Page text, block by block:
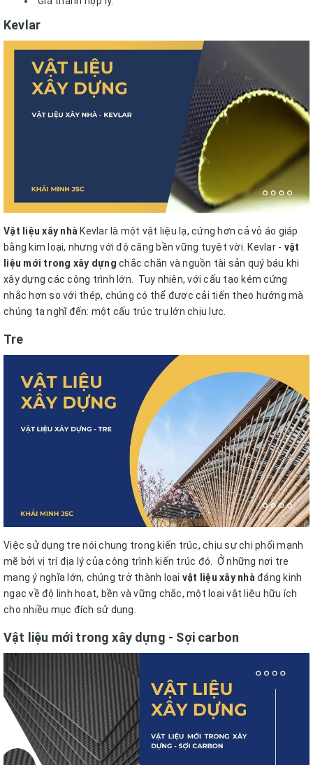
Kevlar
Vật liệu xây nhà Kevlar là một vật liệu lạ, cứng hơn cả vỏ áo giáp
bằng kim loại, nhưng với độ căng bền vững tuyệt vời. Kevlar - vật
liệu mới trong xây dựng chắc chắn và nguồn tài sản quý báu khi
xây dựng các công trình lớn.
Tuy nhiên, với cấu tạo kém cứng
nhắc hơn so với thép, chúng có thể được cải tiến theo hướng mà
chúng ta nghĩ đến: một cấu trúc trụ lớn chịu lực.
Tre
Việc sử dụng tre nói chung trong kiến trúc, chịu sự chi phối mạnh
mẽ bởi vị trí địa lý của công trình kiến trúc đó. Ở những nơi tre
mang ý nghĩa lớn, chúng trở thành loại vật liệu xây nhàđáng kinh
ngạc về độ linh hoạt, bền và vững chắc, một loại vật liệu hữu ích
cho nhiều mục đích sử dụng.
Vật liệu mới trong xây dựng - Sợi carbon